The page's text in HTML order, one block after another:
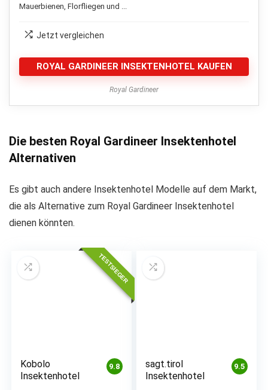
Mauerbienen, Florfliegen und ...
Jetzt vergleichen
ROYAL GARDINEER INSEKTENHOTEL KAUFEN
Royal Gardineer
Die besten Royal Gardineer Insektenhotel
Alternativen
Es gibt auch andere Insektenhotel Modelle auf dem Markt,
die als Alternative zum Royal Gardineer Insektenhotel
dienen könnten.
TESTSIEGER
9.8
Kobolo
Insektenhotel
9.5
sagt.tirol
Insektenhotel